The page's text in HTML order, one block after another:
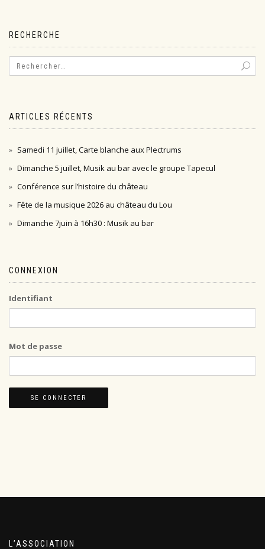
RECHERCHE
ARTICLES RÉCENTS
Samedi 11 juillet, Carte blanche aux Plectrums
Dimanche 5 juillet, Musik au bar avec le groupe Tapecul
Conférence sur l’histoire du château
Fête de la musique 2026 au château du Lou
Dimanche 7juin à 16h30 : Musik au bar
CONNEXION
Identifiant
Mot de passe
L’ASSOCIATION